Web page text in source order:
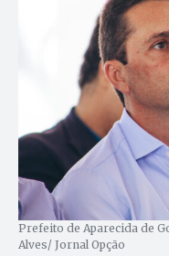
Prefeito de Aparecida de
Alves/ Jornal Opção